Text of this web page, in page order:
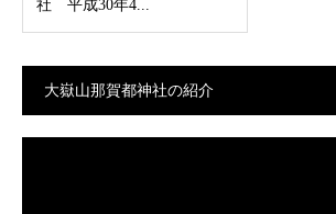
社 平成30年4...
大嶽山那賀都神社の紹介